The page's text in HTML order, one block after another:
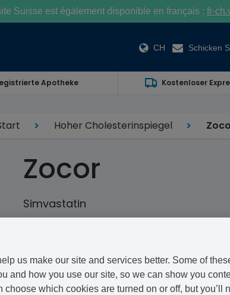
Suisse est également disponible en français : fr-
CH Schicken
Apotheke Kostenloser
Hoher Cholesterinspiegel
Zocor
Simvastatin
Es ist nicht immer einfach sich einen Termin
Zocor ganz einfach online bestellen. Bei
us make our site and services better. Some of
and how you use our site, so we can show you
choose which cookies are turned on or off, but you’ll